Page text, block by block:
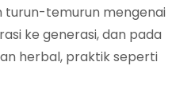
turun-temurun mengenai
ke generasi, dan pada
herbal, praktik seperti